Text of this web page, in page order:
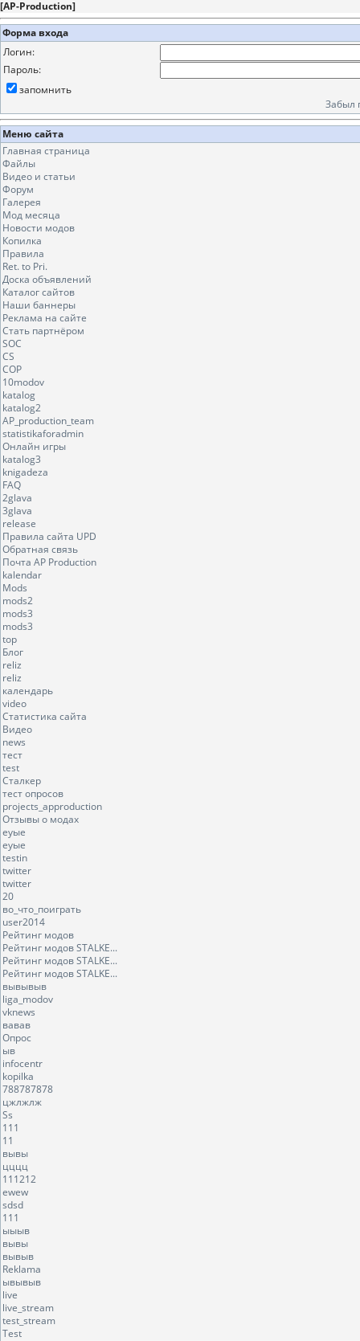
[AP-Production]
Форма входа
Логин:
Пароль:
запомнить
Забыл
Меню сайта
Главная страница
Файлы
Видео и статьи
Форум
Галерея
Мод месяца
Новости модов
Копилка
Правила
Ret. to Pri.
Доска объявлений
Каталог сайтов
Наши баннеры
Реклама на сайте
Стать партнёром
SOC
CS
COP
10modov
katalog
katalog2
AP_production_team
statistikaforadmin
Онлайн игры
katalog3
knigadeza
FAQ
2glava
3glava
release
Правила сайта UPD
Обратная связь
Почта AP Production
kalendar
Mods
mods2
mods3
mods3
top
Блог
reliz
reliz
календарь
video
Статистика сайта
Видео
news
тест
test
Сталкер
тест опросов
projects_approduction
Отзывы о модах
еуые
еуые
testin
twitter
twitter
20
во_что_поиграть
user2014
Рейтинг модов
Рейтинг модов STALKE...
Рейтинг модов STALKE...
Рейтинг модов STALKE...
вывывыв
liga_modov
vknews
вавав
Опрос
ыв
infocentr
kopilka
788787878
цжлжлж
Ss
111
11
вывы
цццц
111212
ewew
sdsd
111
ыыыв
вывы
вывыв
Reklama
ывывыв
live
live_stream
test_stream
Test